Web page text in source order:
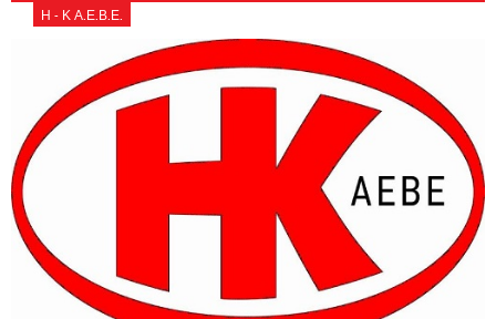
Η - Κ Α.Ε.Β.Ε.